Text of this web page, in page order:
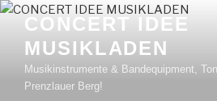
Zum
Inhalt
springen
CONCERT IDEE
MUSIKLADEN
Musikinstrumente & Bandequipment,
Prenzlauer Berg!